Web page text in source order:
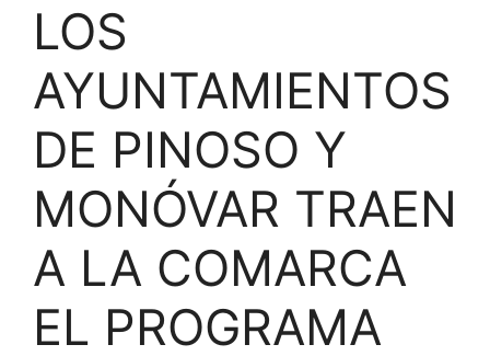
LOS
AYUNTAMIENTOS
DE PINOSO Y
MONÓVAR TRAEN
A LA COMARCA
EL PROGRAMA